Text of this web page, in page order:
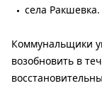
села Ракшевка.
Коммунальщики
возобновить в